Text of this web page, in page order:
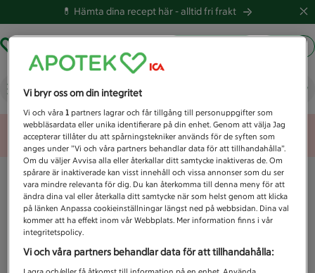
💊 Hämta dina recept här -alltid fri frakt
Vad letar du efter idag?
Unknown error
Vi bryr oss om din integritet
Vi och våra1 partners lagrar och får tillgång till personuppgifter som
webbläsardata eller unika identifierare på din enhet. Genom att välja Jag
accepterar tillåter du att spårningstekniker används för de syften som
anges under ”Vi och våra partners behandlar data för att tillhandahålla”.
Om du väljer Avvisa alla eller återkallar ditt samtycke inaktiveras de. Om
spårare är inaktiverade kan visst innehåll och vissa annonser som du ser
vara mindre relevanta för dig. Du kan återkomma till denna meny för att
ändra dina val eller återkalla ditt samtycke när som helst genom att klicka
på länken Anpassa cookieinställningar längst ned på webbsidan. Dina val
kommer att ha effekt inom vår Webbplats. Mer information finns i vår
integritetspolicy.
Vi och våra partners behandlar data för att tillhandahålla: